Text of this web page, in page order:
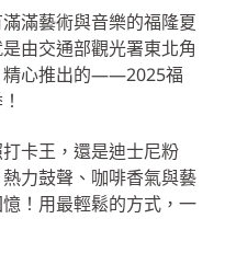
滿藝術與音樂的福隆夏
由交通部觀光署東北角
精心推出的——2025福
卡王，還是迪士尼粉
力鼓聲、咖啡香氣與藝
！用最輕鬆的方式，一